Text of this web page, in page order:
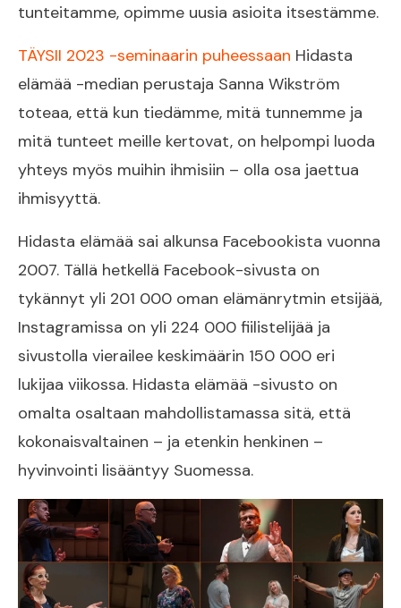
tunteitamme, opimme uusia asioita itsestämme.
TÄYSII 2023 -seminaarin puheessaan Hidasta
elämää -median perustaja Sanna Wikström
toteaa, että kun tiedämme, mitä tunnemme ja
mitä tunteet meille kertovat, on helpompi luoda
yhteys myös muihin ihmisiin – olla osa jaettua
ihmisyyttä.
Hidasta elämää sai alkunsa Facebookista vuonna
2007. Tällä hetkellä Facebook-sivusta on
tykännyt yli 201 000 oman elämänrytmin etsijää,
Instagramissa on yli 224 000 fiilistelijää ja
sivustolla vierailee keskimäärin 150 000 eri
lukijaa viikossa. Hidasta elämää -sivusto on
omalta osaltaan mahdollistamassa sitä, että
kokonaisvaltainen – ja etenkin henkinen –
hyvinvointi lisääntyy Suomessa.